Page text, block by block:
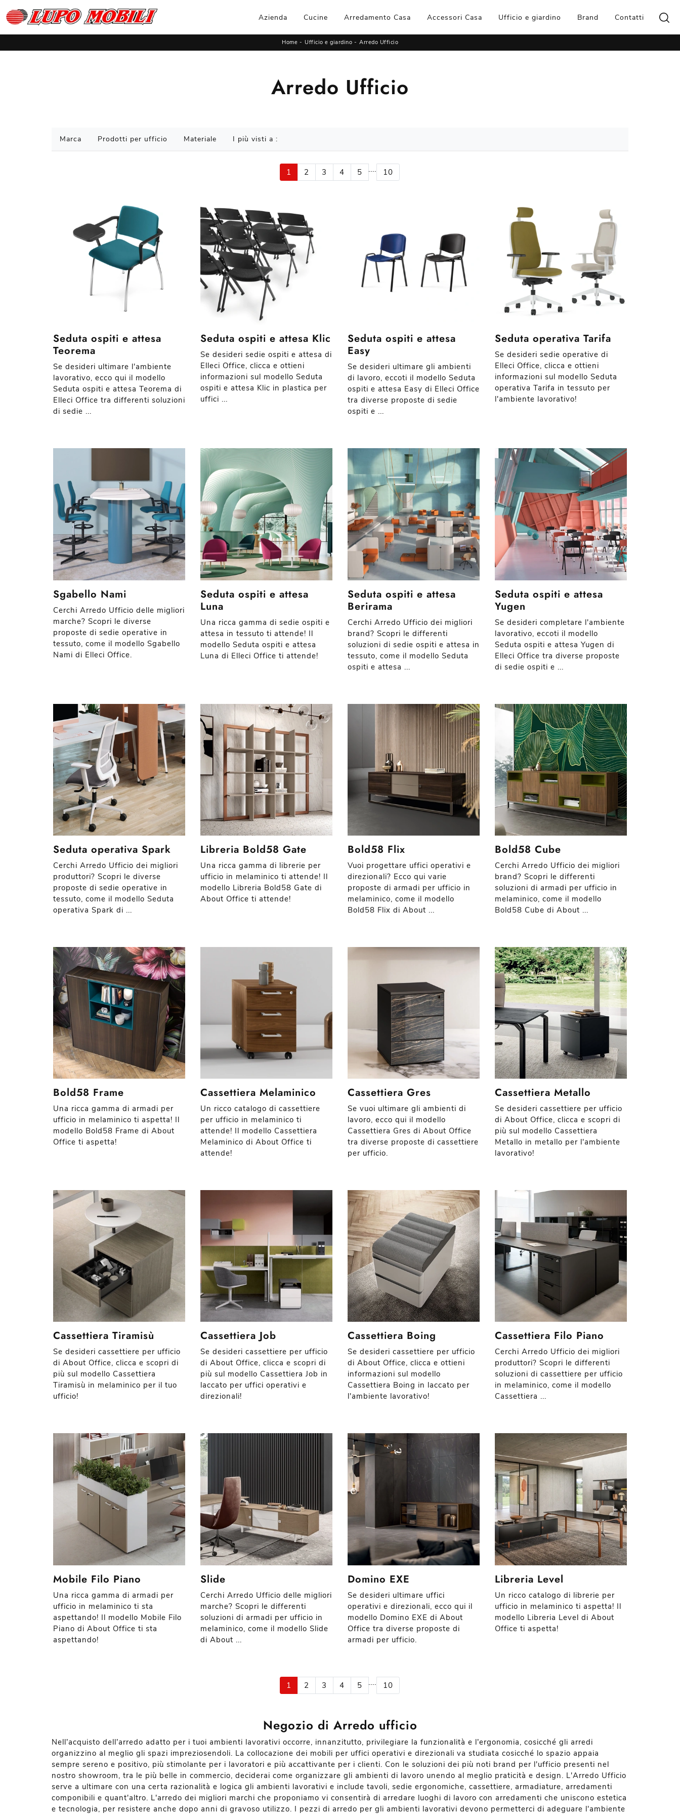
Azienda Cucine Arredamento Casa Accessori Casa Ufficio e giardino Brand Contatti
Home - Ufficio e giardino - Arredo Ufficio
Arredo Ufficio
Marca Prodotti per ufficio Materiale I più visti a :
1 2 3 4 5 .... 10
Seduta ospiti e attesa
Teorema
Se desideri ultimare l'ambiente
lavorativo, ecco qui il modello
Seduta ospiti e attesa Teorema di
Elleci Office tra differenti soluzioni
di sedie ...
Seduta ospiti e attesa Klic
Se desideri sedie ospiti e attesa di
Elleci Office, clicca e ottieni
informazioni sul modello Seduta
ospiti e attesa Klic in plastica per
uffici ...
Seduta ospiti e attesa
Easy
Se desideri ultimare gli ambienti
di lavoro, eccoti il modello Seduta
ospiti e attesa Easy di Elleci Office
tra diverse proposte di sedie
ospiti e ...
Seduta operativa Tarifa
Se desideri sedie operative di
Elleci Office, clicca e ottieni
informazioni sul modello Seduta
operativa Tarifa in tessuto per
l'ambiente lavorativo!
Sgabello Nami
Cerchi Arredo Ufficio delle migliori
marche? Scopri le diverse
proposte di sedie operative in
tessuto, come il modello Sgabello
Nami di Elleci Office.
Seduta ospiti e attesa
Luna
Una ricca gamma di sedie ospiti e
attesa in tessuto ti attende! Il
modello Seduta ospiti e attesa
Luna di Elleci Office ti attende!
Seduta ospiti e attesa
Berirama
Cerchi Arredo Ufficio dei migliori
brand? Scopri le differenti
soluzioni di sedie ospiti e attesa in
tessuto, come il modello Seduta
ospiti e attesa ...
Seduta ospiti e attesa
Yugen
Se desideri completare l'ambiente
lavorativo, eccoti il modello
Seduta ospiti e attesa Yugen di
Elleci Office tra diverse proposte
di sedie ospiti e ...
Seduta operativa Spark
Cerchi Arredo Ufficio dei migliori
produttori? Scopri le diverse
proposte di sedie operative in
tessuto, come il modello Seduta
operativa Spark di ...
Libreria Bold58 Gate
Una ricca gamma di librerie per
ufficio in melaminico ti attende! Il
modello Libreria Bold58 Gate di
About Office ti attende!
Bold58 Flix
Vuoi progettare uffici operativi e
direzionali? Ecco qui varie
proposte di armadi per ufficio in
melaminico, come il modello
Bold58 Flix di About ...
Bold58 Cube
Cerchi Arredo Ufficio dei migliori
brand? Scopri le differenti
soluzioni di armadi per ufficio in
melaminico, come il modello
Bold58 Cube di About ...
Bold58 Frame
Una ricca gamma di armadi per
ufficio in melaminico ti aspetta! Il
modello Bold58 Frame di About
Office ti aspetta!
Cassettiera Melaminico
Un ricco catalogo di cassettiere
per ufficio in melaminico ti
attende! Il modello Cassettiera
Melaminico di About Office ti
attende!
Cassettiera Gres
Se vuoi ultimare gli ambienti di
lavoro, ecco qui il modello
Cassettiera Gres di About Office
tra diverse proposte di cassettiere
per ufficio.
Cassettiera Metallo
Se desideri cassettiere per ufficio
di About Office, clicca e scopri di
più sul modello Cassettiera
Metallo in metallo per l'ambiente
lavorativo!
Cassettiera Tiramisù
Se desideri cassettiere per ufficio
di About Office, clicca e scopri di
più sul modello Cassettiera
Tiramisù in melaminico per il tuo
ufficio!
Cassettiera Job
Se desideri cassettiere per ufficio
di About Office, clicca e scopri di
più sul modello Cassettiera Job in
laccato per uffici operativi e
direzionali!
Cassettiera Boing
Se desideri cassettiere per ufficio
di About Office, clicca e ottieni
informazioni sul modello
Cassettiera Boing in laccato per
l'ambiente lavorativo!
Cassettiera Filo Piano
Cerchi Arredo Ufficio dei migliori
produttori? Scopri le differenti
soluzioni di cassettiere per ufficio
in melaminico, come il modello
Cassettiera ...
Mobile Filo Piano
Una ricca gamma di armadi per
ufficio in melaminico ti sta
aspettando! Il modello Mobile Filo
Piano di About Office ti sta
aspettando!
Slide
Cerchi Arredo Ufficio delle migliori
marche? Scopri le differenti
soluzioni di armadi per ufficio in
melaminico, come il modello Slide
di About ...
Domino EXE
Se desideri ultimare uffici
operativi e direzionali, ecco qui il
modello Domino EXE di About
Office tra diverse proposte di
armadi per ufficio.
Libreria Level
Un ricco catalogo di librerie per
ufficio in melaminico ti aspetta! Il
modello Libreria Level di About
Office ti aspetta!
1 2 3 4 5 .... 10
Negozio di Arredo ufficio
Nell’acquisto dell’arredo adatto per i tuoi ambienti lavorativi occorre, innanzitutto, privilegiare la funzionalità e l’ergonomia, cosicché gli arredi
organizzino al meglio gli spazi impreziosendoli. La collocazione dei mobili per uffici operativi e direzionali va studiata cosicché lo spazio appaia
sempre sereno e positivo, più stimolante per i lavoratori e più accattivante per i clienti. Con le soluzioni dei più noti brand per l'ufficio presenti nel
nostro showroom, tra le più belle in commercio, deciderai come organizzare gli ambienti di lavoro unendo al meglio praticità e design. L'Arredo Ufficio
serve a ultimare con una certa razionalità e logica gli ambienti lavorativi e include tavoli, sedie ergonomiche, cassettiere, armadiature, arredamenti
componibili e quant'altro. L'arredo dei migliori marchi che proponiamo vi consentirà di arredare luoghi di lavoro con arredamenti che uniscono estetica
e tecnologia, per resistere anche dopo anni di gravoso utilizzo. I pezzi di arredo per gli ambienti lavorativi devono permetterci di adeguare l'ambiente